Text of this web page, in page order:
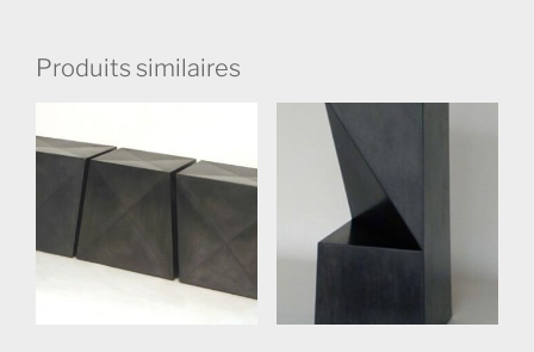
Produits similaires